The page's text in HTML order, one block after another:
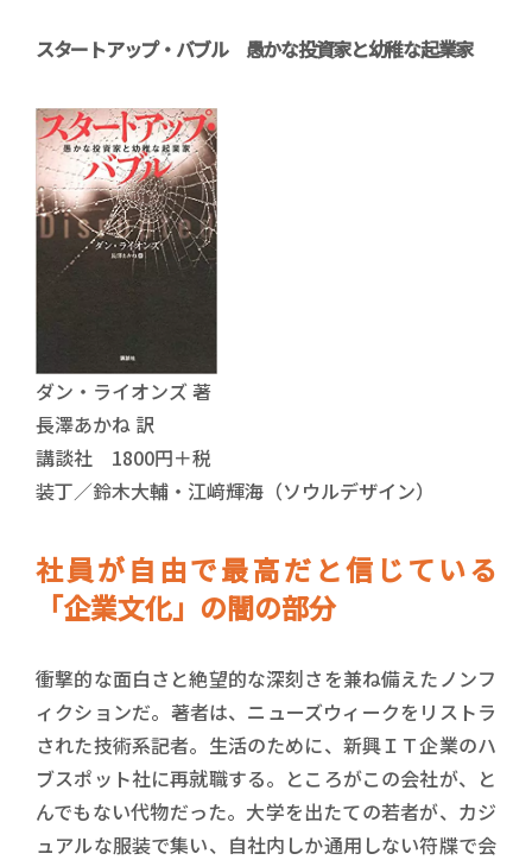
スタートアップ・バブル 愚かな投資家と幼稚な起業家
ダン・ライオンズ 著
長澤あかね 訳
講談社 1800円＋税
装丁／鈴木大輔・江﨑輝海（ソウルデザイン）
社員が自由で最高だと信じている
「企業文化」の闇の部分
衝撃的な面白さと絶望的な深刻さを兼ね備えたノンフ
ィクションだ。著者は、ニューズウィークをリストラ
された技術系記者。生活のために、新興ＩＴ企業のハ
ブスポット社に再就職する。ところがこの会社が、と
んでもない代物だった。大学を出たての若者が、カジ
ュアルな服装で集い、自社内しか通用しない符牒で会